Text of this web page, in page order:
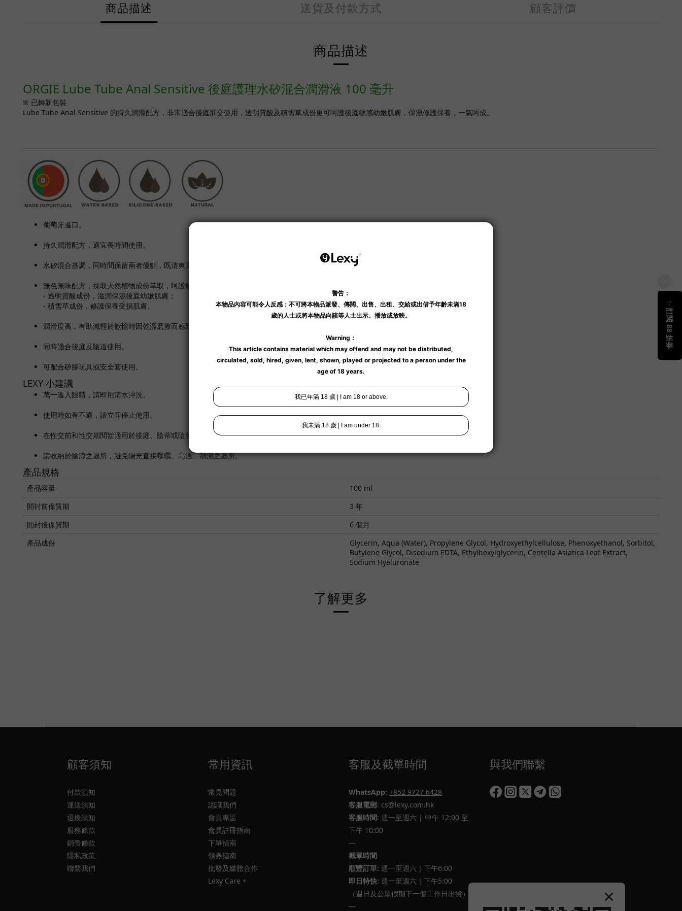
商品描述 送貨及付款方式 顧客評價
商品描述
ORGIE Lube Tube Anal Sensitive 後庭護理水矽混合潤滑液 100 毫升
※ 已轉新包裝
Lube Tube Anal Sensitive 的持久潤滑配方，非常適合後庭肛交使用，透明質酸及積雪草成份更可呵護後庭敏感幼嫩肌膚，保濕修護保養，一氣呵成。
葡萄牙進口。
持久潤滑配方，適宜長時間使用。
水矽混合基調，同時間保留兩者優點，既清爽又潤滑。
無色無味配方，採取天然植物成份萃取，呵護敏感私密肌膚。
- 透明質酸成份，滋潤保濕後庭幼嫰肌膚；
- 積雪草成份，修護保養受損肌膚。
潤滑度高，有助減輕於歡愉時因乾澀磨擦而感到不適的情況。
同時適合後庭及陰道使用。
可配合矽膠玩具或安全套使用。
LEXY 小建議
萬一進入眼睛，請即用清水沖洗。
使用時如有不適，請立即停止使用。
在性交前和性交期間皆適用於後庭、陰蒂或陰莖。
請收納於陰涼之處所，避免陽光直接曝曬、高溫、潮濕之處所。
產品規格
產品容量
100 ml
開封前保質期
3 年
開封後保質期
6 個月
產品成份
Glycerin, Aqua (Water), Propylene Glycol, Hydroxyethylcellulose, Phenoxyethanol, Sorbitol,
Butylene Glycol, Disodium EDTA, Ethylhexylglycerin, Centella Asiatica Leaf Extract,
Sodium Hyaluronate
了解更多
顧客須知
付款須知
運送須知
退換須知
服務條款
銷售條款
隱私政策
聯繫我們
常用資訊
常見問題
認識我們
會員專區
會員註冊指南
下單指南
領券指南
批發及媒體合作
Lexy Care +
客服及截單時間
WhatsApp: +852 9727 6428
客服電郵: cs@lexy.com.hk
客服時間: 週一至週六 | 中午 12:00 至
下午 10:00
—
截單時間
順豐訂單: 週一至週六｜下午6:00
即日特快: 週一至週六｜下午5:00
（週日及公眾假期下一個工作日出貨）
—
與我們聯繫